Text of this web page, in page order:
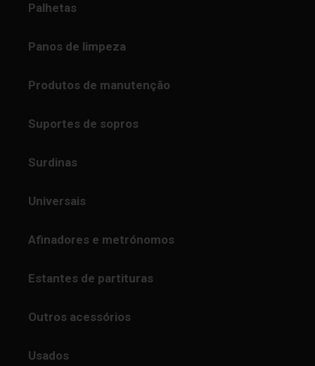
Palhetas
Panos de limpeza
Produtos de manutenção
Suportes de sopros
Surdinas
Universais
Afinadores e metrónomos
Estantes de partituras
Outros acessórios
Usados